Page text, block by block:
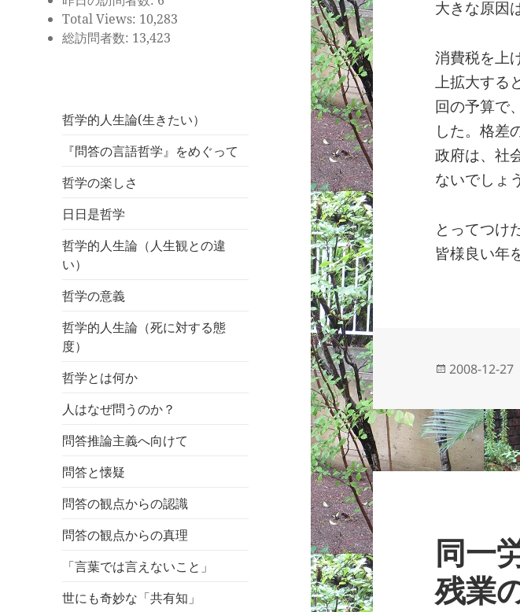
Total Views: 10,283
総訪問者数: 13,423
哲学的人生論(生きたい）
『問答の言語哲学』をめぐって
哲学の楽しさ
日日是哲学
哲学的人生論（人生観との違
い）
哲学の意義
哲学的人生論（死に対する態
度）
哲学とは何か
人はなぜ問うのか？
問答推論主義へ向けて
問答と懐疑
問答の観点からの認識
問答の観点からの真理
「言葉では言えないこと」
世にも奇妙な「共有知」
大きな原因
消費税を上
上拡大する
回の予算で
した。格差
政府は、社
ないでしょ
とってつけ
皆様良い年
投
日:
2008-12-27
同一
残業